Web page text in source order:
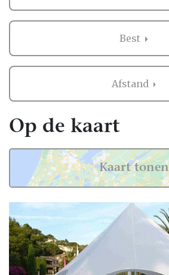
Best
Afstand
Op de kaart
Kaart tonen